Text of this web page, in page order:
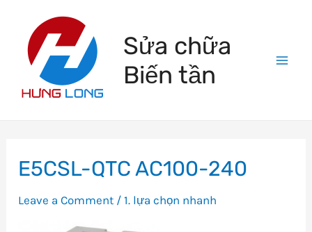
content
Sửa chữa
Biến tần
E5CSL-QTC AC100-240
Leave a Comment /1. lựa chọn nhanh